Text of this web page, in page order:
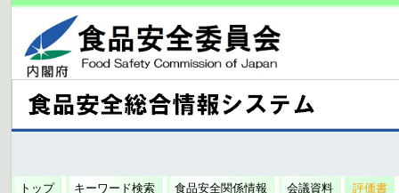
トップ キーワード検索 食品安全関係情報 会議資料 評価書